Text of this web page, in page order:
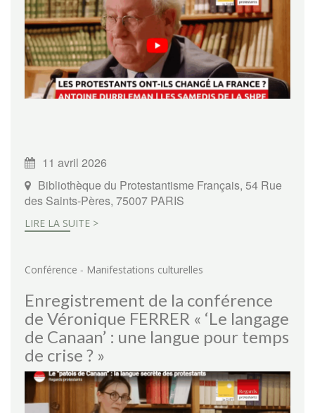
11 avril 2026
Bibliothèque du Protestantisme Français, 54 Rue
des Saints-Pères, 75007 PARIS
LIRE LA SUITE >
Conférence - Manifestations culturelles
Enregistrement de la conférence
de Véronique FERRER « ‘Le langage
de Canaan’ : une langue pour temps
de crise ? »